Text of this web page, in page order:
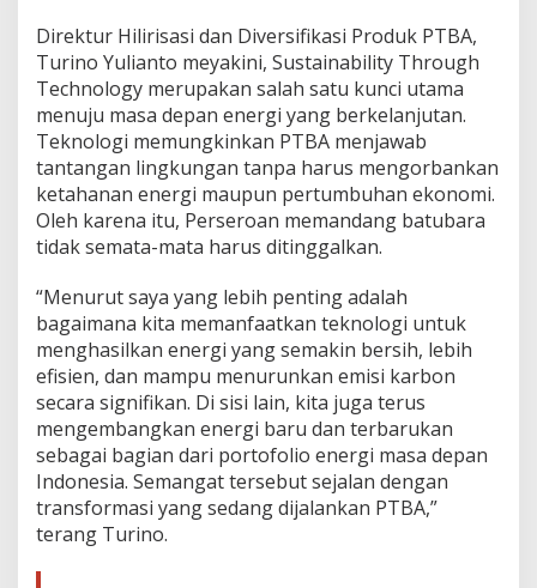
Direktur Hilirisasi dan Diversifikasi Produk PTBA,
Turino Yulianto meyakini, Sustainability Through
Technology merupakan salah satu kunci utama
menuju masa depan energi yang berkelanjutan.
Teknologi memungkinkan PTBA menjawab
tantangan lingkungan tanpa harus mengorbankan
ketahanan energi maupun pertumbuhan ekonomi.
Oleh karena itu, Perseroan memandang batubara
tidak semata-mata harus ditinggalkan.
“Menurut saya yang lebih penting adalah
bagaimana kita memanfaatkan teknologi untuk
menghasilkan energi yang semakin bersih, lebih
efisien, dan mampu menurunkan emisi karbon
secara signifikan. Di sisi lain, kita juga terus
mengembangkan energi baru dan terbarukan
sebagai bagian dari portofolio energi masa depan
Indonesia. Semangat tersebut sejalan dengan
transformasi yang sedang dijalankan PTBA,”
terang Turino.